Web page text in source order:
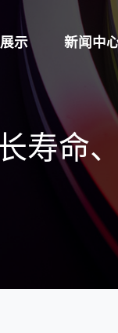
示 新闻中
寿命